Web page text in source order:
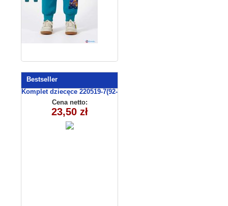
Bestseller
Komplet dziecęce 220519-7(92-
110 m)
Cena netto:
23,50 zł